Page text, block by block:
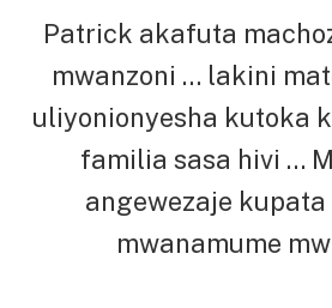
Patrick akafuta
mwanzoni … lakini
uliyonionyesha kutoka
familia sasa hivi …
angewezaje kupata
mwanamume